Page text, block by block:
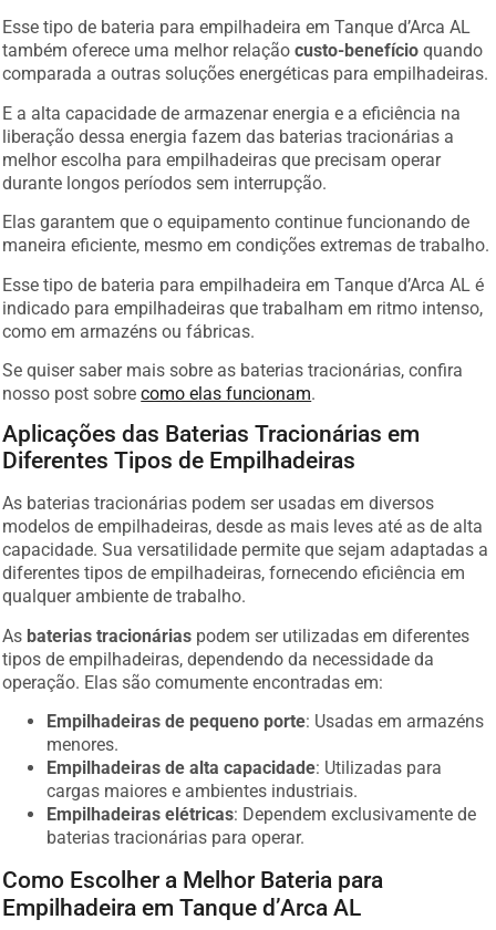
Esse tipo de bateria para empilhadeira em Tanque d’Arca AL
também oferece uma melhor relaçãocusto-benefício quando
comparada a outras soluções energéticas para empilhadeiras.
E a alta capacidade de armazenar energia e a eficiência na
liberação dessa energia fazem das baterias tracionárias a
melhor escolha para empilhadeiras que precisam operar
durante longos períodos sem interrupção.
Elas garantem que o equipamento continue funcionando de
maneira eficiente, mesmo em condições extremas de trabalho.
Esse tipo de bateria para empilhadeira em Tanque d’Arca AL é
indicado para empilhadeiras que trabalham em ritmo intenso,
como em armazéns ou fábricas.
Se quiser saber mais sobre as baterias tracionárias, confira
nosso post sobrecomo elas funcionam.
Aplicações das Baterias Tracionárias em
Diferentes Tipos de Empilhadeiras
As baterias tracionárias podem ser usadas em diversos
modelos de empilhadeiras, desde as mais leves até as de alta
capacidade. Sua versatilidade permite que sejam adaptadas a
diferentes tipos de empilhadeiras, fornecendo eficiência em
qualquer ambiente de trabalho.
As baterias tracionárias podem ser utilizadas em diferentes
tipos de empilhadeiras, dependendo da necessidade da
operação. Elas são comumente encontradas em:
Empilhadeiras de pequeno porte: Usadas em armazéns
menores.
Empilhadeiras de alta capacidade: Utilizadas para
cargas maiores e ambientes industriais.
Empilhadeiras elétricas: Dependem exclusivamente de
baterias tracionárias para operar.
Como Escolher a Melhor Bateria para
Empilhadeira em Tanque d’Arca AL